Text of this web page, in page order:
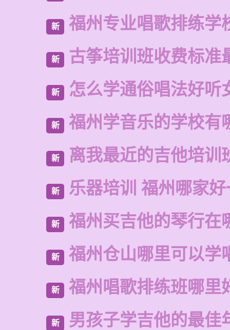
新 福州专业唱歌排练学
新 古筝培训班收费标准
新 怎么学通俗唱法好听
新 福州学音乐的学校有
新 离我最近的吉他培训
新 乐器培训 福州哪家
新 福州买吉他的琴行在
新 福州仓山哪里可以学
新 福州唱歌排练班哪里
新 男孩子学吉他的最佳